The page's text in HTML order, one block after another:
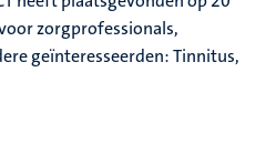
zorgprofessionals,
geïnteresseerden: Tinnitus,